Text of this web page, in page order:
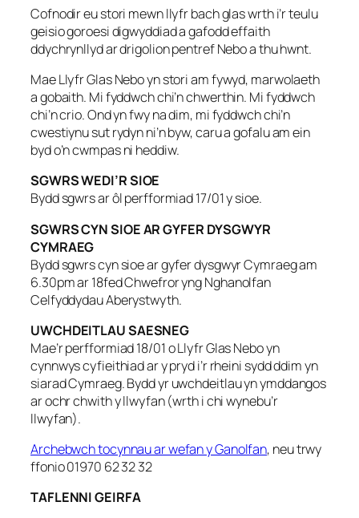
Cofnodir eu stori mewn llyfr bach glas wrth i’r teulu
geisio goroesi digwyddiad a gafodd effaith
ddychrynllyd ar drigolion pentref Nebo a thu hwnt.
Mae Llyfr Glas Nebo yn stori am fywyd, marwolaeth
a gobaith. Mi fyddwch chi’n chwerthin. Mi fyddwch
chi’n crio. Ond yn fwy na dim, mi fyddwch chi’n
cwestiynu sut rydyn ni’n byw, caru a gofalu am ein
byd o’n cwmpas ni heddiw.
SGWRS WEDI’R SIOE
Bydd sgwrs ar ôl perfformiad 17/01 y sioe.
SGWRS CYN SIOE AR GYFER DYSGWYR
CYMRAEG
Bydd sgwrs cyn sioe ar gyfer dysgwyr Cymraeg am
6.30pm ar 18fed Chwefror yng Nghanolfan
Celfyddydau Aberystwyth.
UWCHDEITLAU SAESNEG
Mae’r perfformiad 18/01 o Llyfr Glas Nebo yn
cynnwys cyfieithiad ar y pryd i’r rheini sydd ddim yn
siarad Cymraeg. Bydd yr uwchdeitlau yn ymddangos
ar ochr chwith y llwyfan (wrth i chi wynebu’r
llwyfan).
Archebwch tocynnau ar wefan y Ganolfan, neu trwy
ffonio 01970 62 32 32
TAFLENNI GEIRFA